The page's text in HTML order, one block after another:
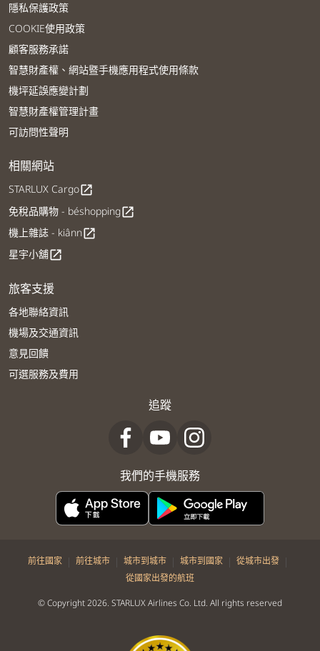
隱私保護政策
COOKIE使用政策
顧客服務承諾
智慧財產權、網站暨手機應用程式使用條款
機坪延誤應變計劃
智慧財產權管理計畫
可訪問性聲明
相關網站
STARLUX Cargoopen_in_new
免稅品購物 - béshoppingopen_in_new
機上雜誌 - kiânnopen_in_new
星宇小舖open_in_new
旅客支援
各地聯絡資訊
機場及交通資訊
意見回饋
可選服務及費用
追蹤
我們的手機服務
前往國家 | 前往城市 | 城市到城市 | 城市到國家 | 從城市出發 |
從國家出發的航班
© Copyright 2026. STARLUX Airlines Co. Ltd. All rights reserved